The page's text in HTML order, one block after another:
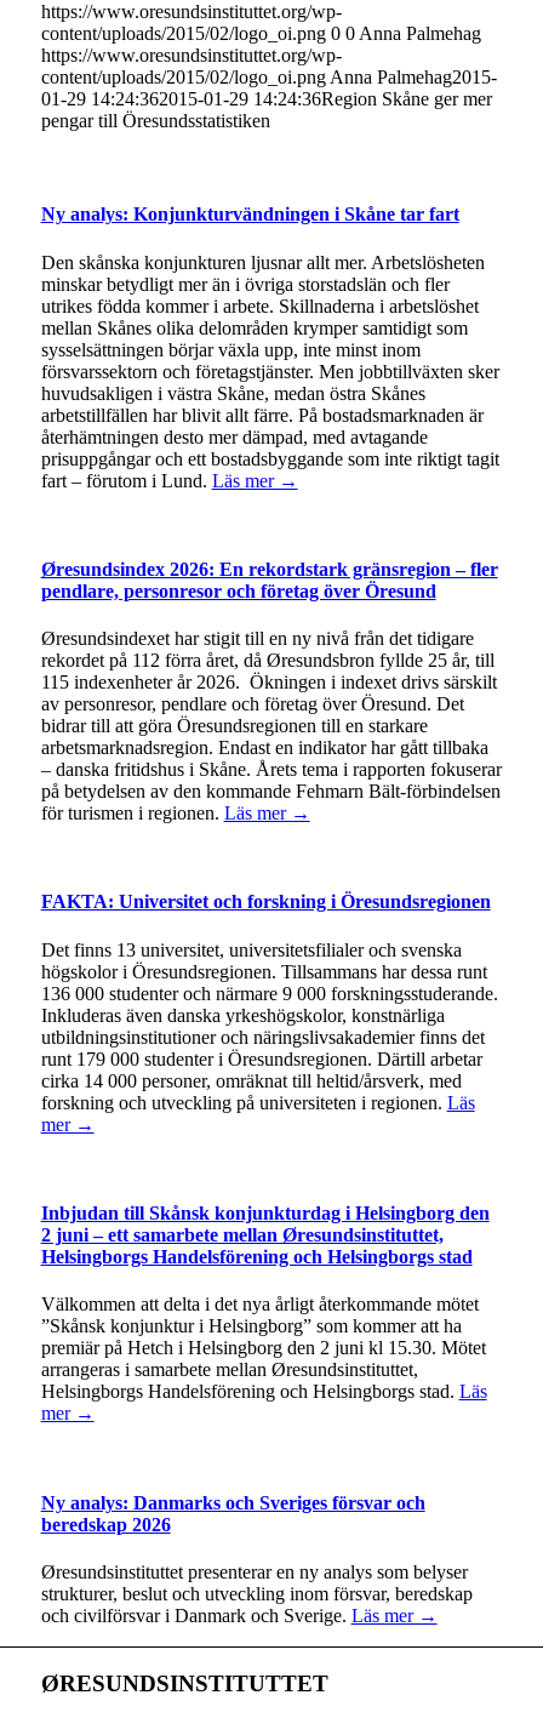
https://www.oresundsinstituttet.org/wp-
content/uploads/2015/02/logo_oi.png 0 0 Anna Palmehag
https://www.oresundsinstituttet.org/wp-
content/uploads/2015/02/logo_oi.png Anna Palmehag2015-
01-29 14:24:362015-01-29 14:24:36Region Skåne ger mer
pengar till Öresundsstatistiken
Ny analys: Konjunkturvändningen i Skåne tar fart
Den skånska konjunkturen ljusnar allt mer. Arbetslösheten
minskar betydligt mer än i övriga storstadslän och fler
utrikes födda kommer i arbete. Skillnaderna i arbetslöshet
mellan Skånes olika delområden krymper samtidigt som
sysselsättningen börjar växla upp, inte minst inom
försvarssektorn och företagstjänster. Men jobbtillväxten sker
huvudsakligen i västra Skåne, medan östra Skånes
arbetstillfällen har blivit allt färre. På bostadsmarknaden är
återhämtningen desto mer dämpad, med avtagande
prisuppgångar och ett bostadsbyggande som inte riktigt tagit
fart – förutom i Lund. Läs mer →
Øresundsindex 2026: En rekordstark gränsregion – fler
pendlare, personresor och företag över Öresund
Øresundsindexet har stigit till en ny nivå från det tidigare
rekordet på 112 förra året, då Øresundsbron fyllde 25 år, till
115 indexenheter år 2026. Ökningen i indexet drivs särskilt
av personresor, pendlare och företag över Öresund. Det
bidrar till att göra Öresundsregionen till en starkare
arbetsmarknadsregion. Endast en indikator har gått tillbaka
– danska fritidshus i Skåne. Årets tema i rapporten fokuserar
på betydelsen av den kommande Fehmarn Bält-förbindelsen
för turismen i regionen. Läs mer →
FAKTA: Universitet och forskning i Öresundsregionen
Det finns 13 universitet, universitetsfilialer och svenska
högskolor i Öresundsregionen. Tillsammans har dessa runt
136 000 studenter och närmare 9 000 forskningsstuderande.
Inkluderas även danska yrkeshögskolor, konstnärliga
utbildningsinstitutioner och näringslivsakademier finns det
runt 179 000 studenter i Öresundsregionen. Därtill arbetar
cirka 14 000 personer, omräknat till heltid/årsverk, med
forskning och utveckling på universiteten i regionen. Läs
mer →
Inbjudan till Skånsk konjunkturdag i Helsingborg den
2 juni – ett samarbete mellan Øresundsinstituttet,
Helsingborgs Handelsförening och Helsingborgs stad
Välkommen att delta i det nya årligt återkommande mötet
”Skånsk konjunktur i Helsingborg” som kommer att ha
premiär på Hetch i Helsingborg den 2 juni kl 15.30. Mötet
arrangeras i samarbete mellan Øresundsinstituttet,
Helsingborgs Handelsförening och Helsingborgs stad. Läs
mer →
Ny analys: Danmarks och Sveriges försvar och
beredskap 2026
Øresundsinstituttet presenterar en ny analys som belyser
strukturer, beslut och utveckling inom försvar, beredskap
och civilförsvar i Danmark och Sverige. Läs mer →
ØRESUNDSINSTITUTTET